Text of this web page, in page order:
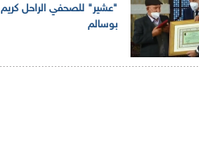
"عشير" للصحفي الراحل كريم
بوسالم